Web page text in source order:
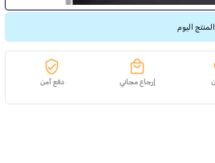
اليوم
إرجاع مجاني دفع آمن